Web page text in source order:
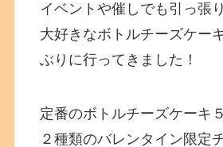
イベントや催しでも引っ張
大好きなボトルチーズケー
ぶりに行ってきました！
定番のボトルチーズケーキ
２種類のバレンタイン限定